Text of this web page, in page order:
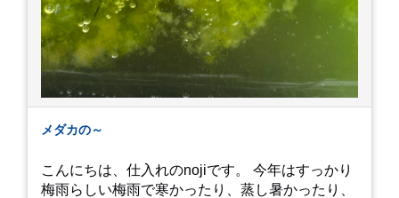
メダカの～
こんにちは、仕入れのnojiです。 今年はすっかり
梅雨らしい梅雨で寒かったり、蒸し暑かったり、